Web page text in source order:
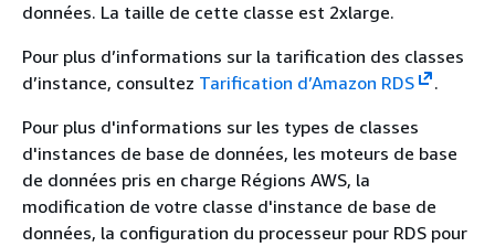
données. La taille de cette classe est 2xlarge.
Pour plus d’informations sur la tarification des classes
d’instance, consultez Tarification d’Amazon RDS
.
Pour plus d'informations sur les types de classes
d'instances de base de données, les moteurs de base
de données pris en charge Régions AWS, la
modification de votre classe d'instance de base de
données, la configuration du processeur pour RDS pour